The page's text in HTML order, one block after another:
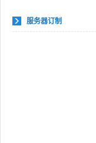
服务器订制